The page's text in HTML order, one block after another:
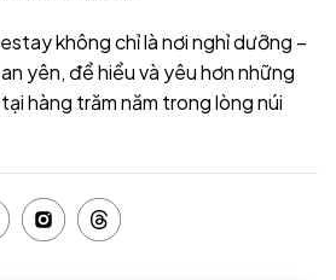
không chỉ là nơi nghỉ dưỡng –
yên, để hiểu và yêu hơn những
hàng trăm năm trong lòng núi